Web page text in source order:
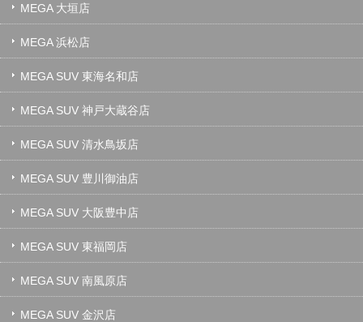
MEGA 大垣店
MEGA 浜松店
MEGA SUV 東海名和店
MEGA SUV 神戸大蔵谷店
MEGA SUV 清水鳥坂店
MEGA SUV 豊川御油店
MEGA SUV 大阪豊中店
MEGA SUV 東福岡店
MEGA SUV 南風原店
MEGA SUV 金沢店